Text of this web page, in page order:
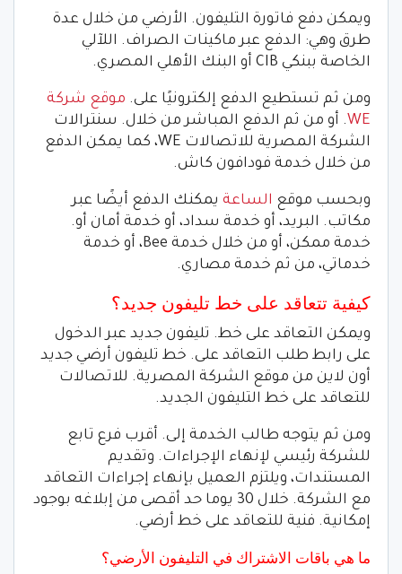
ويمكن دفع فاتورة التليفون. الأرضي من خلال عدة
طرق وهي: الدفع عبر ماكينات الصراف. اللآلي
الخاصة ببنكي CIB أو البنك الأهلي المصري.
ومن ثم تستطيع الدفع إلكترونيًا على. موقع شركة
WE. أو من ثم الدفع المباشر من خلال. سنترالات
الشركة المصرية للاتصالات WE، كما يمكن الدفع
من خلال خدمة فودافون كاش.
وبحسب موقع الساعة يمكنك الدفع أيضًا عبر
مكاتب. البريد، أو خدمة سداد، أو خدمة أمان أو.
خدمة ممكن، أو من خلال خدمة Bee، أو خدمة
خدماتي، من ثم خدمة مصاري.
كيفية تتعاقد على خط تليفون جديد؟
ويمكن التعاقد على خط. تليفون جديد عبر الدخول
على رابط طلب التعاقد على. خط تليفون أرضي جديد
أون لاين من موقع الشركة المصرية. للاتصالات
للتعاقد على خط التليفون الجديد.
ومن ثم يتوجه طالب الخدمة إلى. أقرب فرع تابع
للشركة رئيسي لإنهاء الإجراءات. وتقديم
المستندات، ويلتزم العميل بإنهاء إجراءات التعاقد
مع الشركة. خلال 30 يوما حد أقصى من إبلاغه بوجود
إمكانية. فنية للتعاقد على خط أرضي.
ما هي باقات الاشتراك في التليفون الأرضي؟